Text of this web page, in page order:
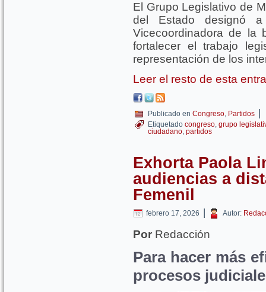
El Grupo Legislativo de
del Estado designó
Vicecoordinadora de la
fortalecer el trabajo
representación de los
Leer el resto de esta
Publicado en Congreso, Partidos |
Etiquetado congreso, grupo
ciudadano, partidos
Exhorta Paola
audiencias a
Femenil
febrero 17, 2026 | Autor:
Por Redacción
Para hacer más
procesos